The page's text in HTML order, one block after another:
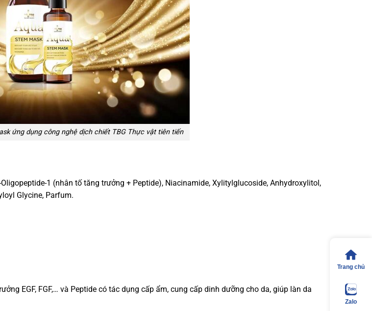
ứng dụng công nghệ dịch chiết TBG Thực vật tiên tiến
1 (nhân tố tăng trưởng + Peptide), Niacinamide, Xylitylglucoside, Anhydroxylitol,
Glycine, Parfum.
EGF, FGF,… và Peptide có tác dụng cấp ẩm, cung cấp dinh dưỡng cho da, giúp làn da
Trang chủ
Zalo